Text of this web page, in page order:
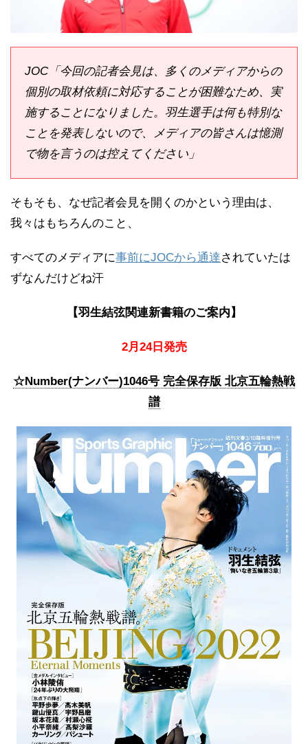
JOC「今回の記者会見は、多くのメディアからの
個別の取材依頼に対応することが困難なため、実
施することになりました。羽生選手は何も特別な
ことを発表しないので、メディアの皆さんは憶測
で物を言うのは控えてください」
そもそも、なぜ記者会見を開くのかという理由は、
我々はもちろんのこと、
すべてのメディアに事前にJOCから通達されていたは
ずなんだけどね汗
【羽生結弦関連新書籍のご案内】
2月24日発売
☆Number(ナンバー)1046号 完全保存版 北京五輪熱戦
譜